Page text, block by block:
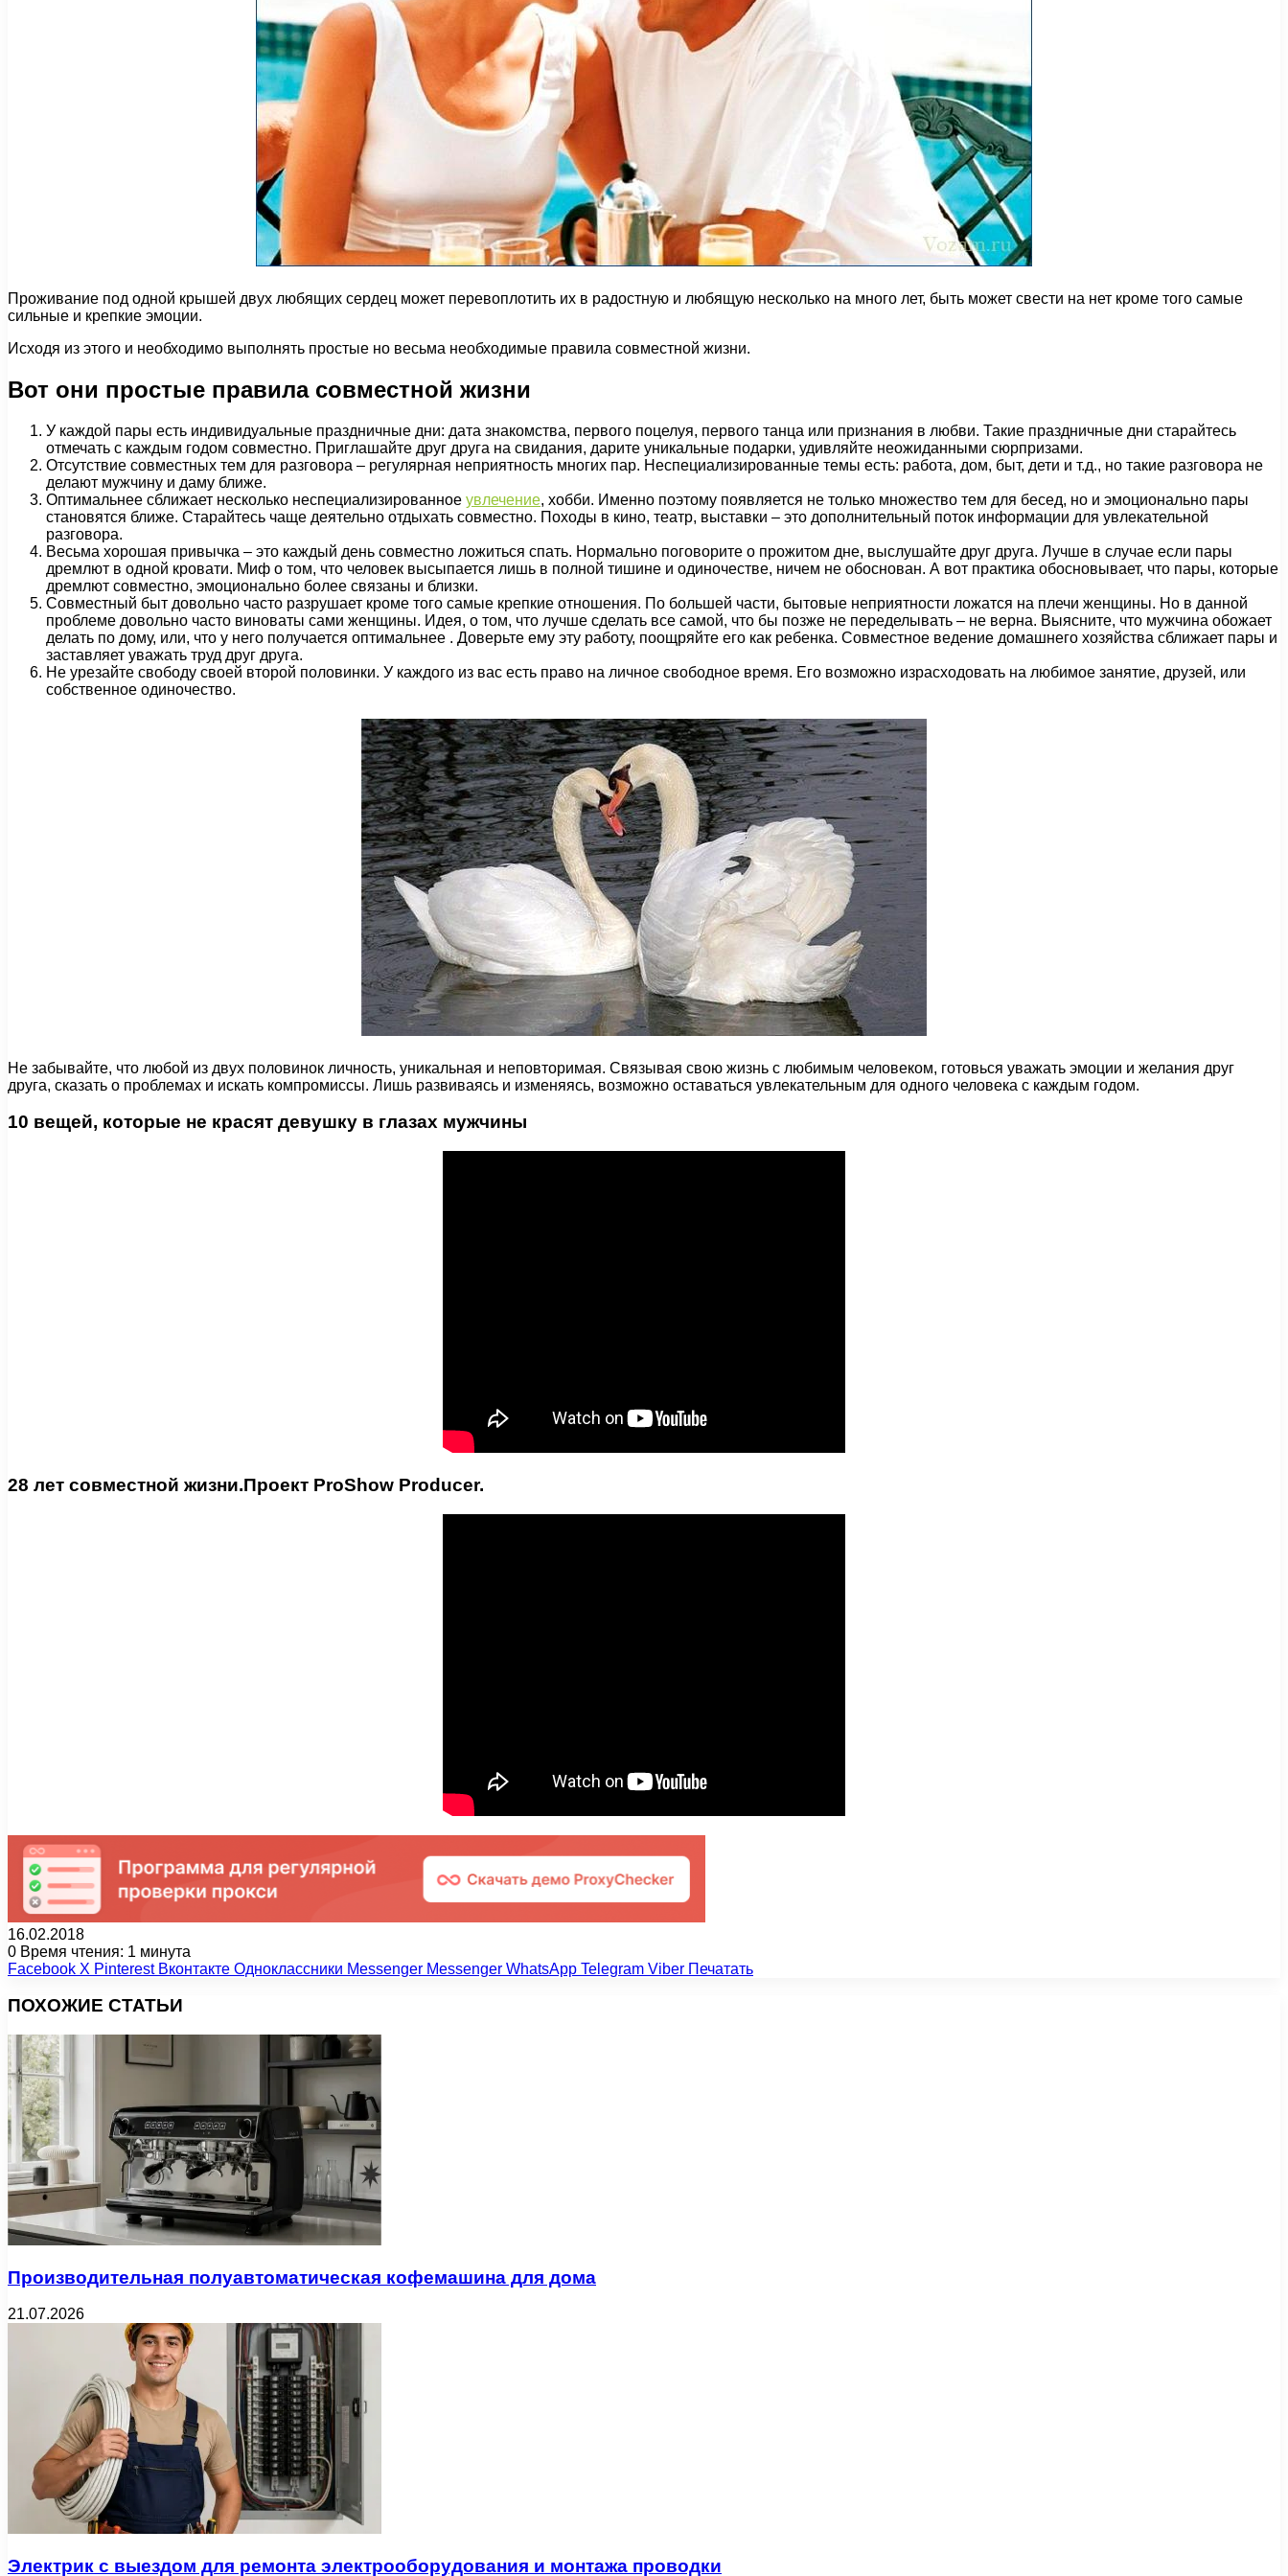
Проживание под одной крышей двух любящих сердец может перевоплотить их в радостную и любящую несколько на много лет, быть может свести на нет кроме того самые
сильные и крепкие эмоции.
Исходя из этого и необходимо выполнять простые но весьма необходимые правила совместной жизни.
Вот они простые правила совместной жизни
У каждой пары есть индивидуальные праздничные дни: дата знакомства, первого поцелуя, первого танца или признания в любви. Такие праздничные дни старайтесь
отмечать с каждым годом совместно. Приглашайте друг друга на свидания, дарите уникальные подарки, удивляйте неожиданными сюрпризами.
Отсутствие совместных тем для разговора – регулярная неприятность многих пар. Неспециализированные темы есть: работа, дом, быт, дети и т.д., но такие разговора не
делают мужчину и даму ближе.
Оптимальнее сближает несколько неспециализированное увлечение, хобби. Именно поэтому появляется не только множество тем для бесед, но и эмоционально пары
становятся ближе. Старайтесь чаще деятельно отдыхать совместно. Походы в кино, театр, выставки – это дополнительный поток информации для увлекательной
разговора.
Весьма хорошая привычка – это каждый день совместно ложиться спать. Нормально поговорите о прожитом дне, выслушайте друг друга. Лучше в случае если пары
дремлют в одной кровати. Миф о том, что человек высыпается лишь в полной тишине и одиночестве, ничем не обоснован. А вот практика обосновывает, что пары, которые
дремлют совместно, эмоционально более связаны и близки.
Совместный быт довольно часто разрушает кроме того самые крепкие отношения. По большей части, бытовые неприятности ложатся на плечи женщины. Но в данной
проблеме довольно часто виноваты сами женщины. Идея, о том, что лучше сделать все самой, что бы позже не переделывать – не верна. Выясните, что мужчина обожает
делать по дому, или, что у него получается оптимальнее . Доверьте ему эту работу, поощряйте его как ребенка. Совместное ведение домашнего хозяйства сближает пары и
заставляет уважать труд друг друга.
Не урезайте свободу своей второй половинки. У каждого из вас есть право на личное свободное время. Его возможно израсходовать на любимое занятие, друзей, или
собственное одиночество.
Не забывайте, что любой из двух половинок личность, уникальная и неповторимая. Связывая свою жизнь с любимым человеком, готовься уважать эмоции и желания друг
друга, сказать о проблемах и искать компромиссы. Лишь развиваясь и изменяясь, возможно оставаться увлекательным для одного человека с каждым годом.
10 вещей, которые не красят девушку в глазах мужчины
28 лет совместной жизни.Проект ProShow Producer.
16.02.2018
0 Время чтения: 1 минута
Facebook X Pinterest Вконтакте Одноклассники Messenger Messenger WhatsApp Telegram Viber Печатать
ПОХОЖИЕ СТАТЬИ
Производительная полуавтоматическая кофемашина для дома
21.07.2026
Электрик с выездом для ремонта электрооборудования и монтажа проводки